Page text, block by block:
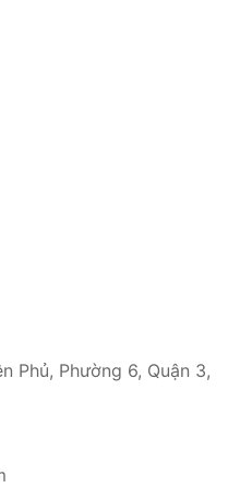
Phủ, Phường 6, Quận 3,